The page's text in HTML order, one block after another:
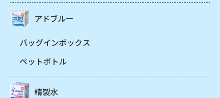
アドブルー
バッグインボックス
ペットボトル
精製水